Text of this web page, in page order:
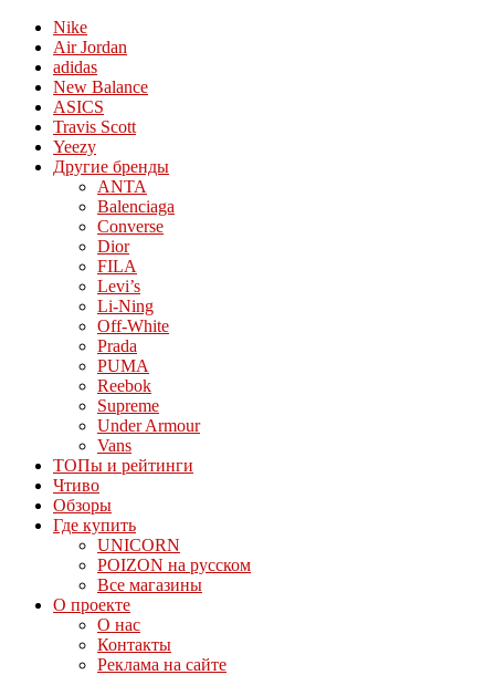
Nike
Air Jordan
adidas
New Balance
ASICS
Travis Scott
Yeezy
Другие бренды
ANTA
Balenciaga
Converse
Dior
FILA
Levi’s
Li-Ning
Off-White
Prada
PUMA
Reebok
Supreme
Under Armour
Vans
ТОПы и рейтинги
Чтиво
Обзоры
Где купить
UNICORN
POIZON на русском
Все магазины
О проекте
О нас
Контакты
Реклама на сайте